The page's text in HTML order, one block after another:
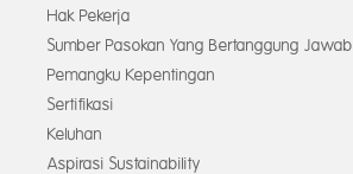
Hak Pekerja
Sumber Pasokan Yang Bertanggung Jawab
Pemangku Kepentingan
Sertifikasi
Keluhan
Aspirasi Sustainability